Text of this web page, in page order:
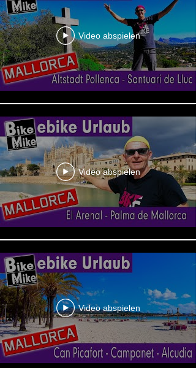
Video abspielen
Video abspielen
Video abspielen